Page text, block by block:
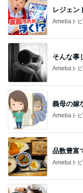
レジェン
Amebaト
そんな事
Amebaト
義母の嫁
Amebaト
品数豊富
Amebaト